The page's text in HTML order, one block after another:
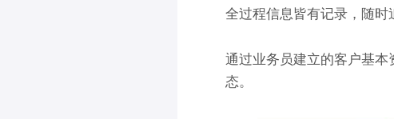
全过程信息皆有记录，随时
通过业务员建立的客户基
态。